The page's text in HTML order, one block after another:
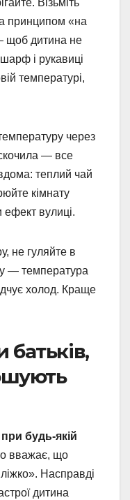
Візьміть
принципом «на
щоб дитина не
і рукавиці
температурі,
через
— все
теплий чай
кімнату
ефект вулиці.
не гуляйте в
— температура
холод. Краще
будь-якій
вважає, що
Насправді
дитина